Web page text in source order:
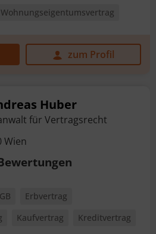
Wohnungseigentumsvertrag
zum Profil
Huber
für Vertragsrecht
Wien
Erbvertrag
Kaufvertrag
Kreditvertrag